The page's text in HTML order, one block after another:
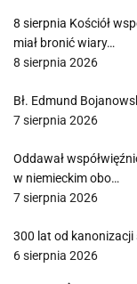
8 sierpnia Kościół
miał bronić wiary…
8 sierpnia 2026
Bł. Edmund
7 sierpnia 2026
Oddawał
w niemieckim obo…
7 sierpnia 2026
300 lat od kanonizacji
6 sierpnia 2026